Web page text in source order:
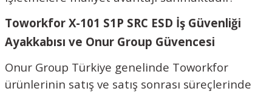
Toworkfor X-101 S1P SRC ESD İş Güvenliği
Ayakkabısı ve Onur Group Güvencesi
Onur Group Türkiye genelinde Toworkfor
ürünlerinin satış ve satış sonrası süreçlerinde